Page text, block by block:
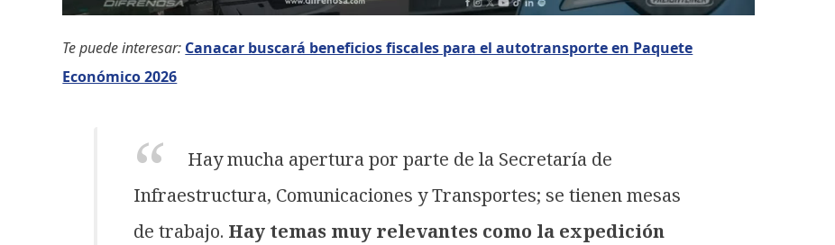
Te puede interesar: Canacar buscará beneficios fiscales para el autotransporte en Paquete
Económico 2026
Hay mucha apertura por parte de la Secretaría de
Infraestructura, Comunicaciones y Transportes; se tienen mesas
de trabajo. Hay temas muy relevantes como la expedición